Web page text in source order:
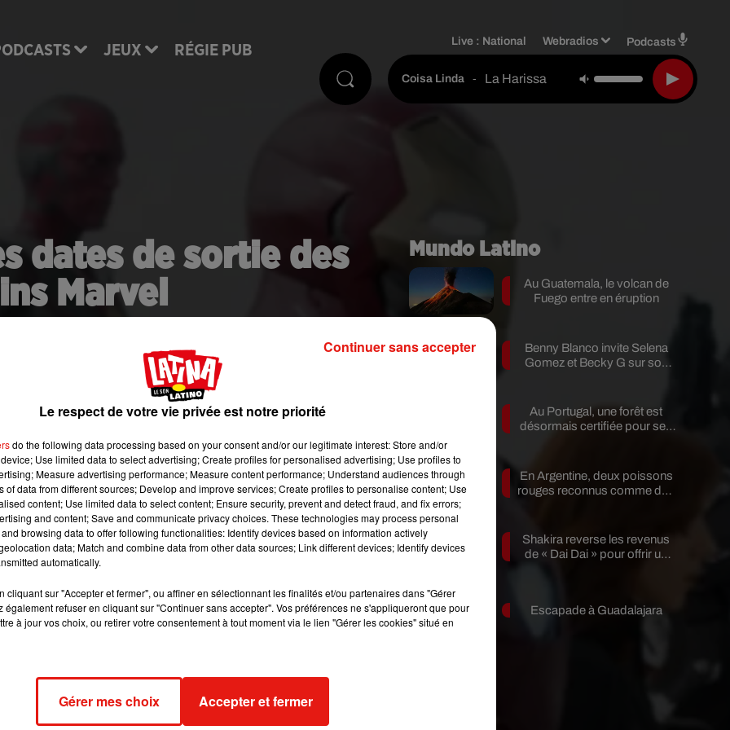
JEUX RÉGIE PUB
Live : National Webradios Podcasts
Coisa Linda - La Harissa
dates de sortie des
Marvel
sortie de ses projets Marvel, pour le plus grand
tôt cette année, on n’aura pas attendu bien longtemps avant
Universe ». Comptabilisant d’ores et déjà 23 films au
à vitesse grand V les prochaines années à venir.
bien chargé
héros pourront découvrir le film Black Widow dès le 1er mai
marquée par les sorties respectives de Shang Chi and the
Multiverse of Madness le 7 mai, Spider-Man 3 durant l’été (16
obscures dès le 5 novembre. On aurait pu s’arrêter là mais
4 longs-métrages sont déjà planifiés : Black Panther 2 pour le
programmés pour les 18 février, 29 juillet et 7 octobre. On
moins de 4 films Marvel verront le jour, respectivement les 17
suppositions vont bon train, on imagine qu’il y aura dans le lot
encore Guardians of the Galaxy 3 !
Mundo Latino
Au Guatemala, le volcan de
Fuego entre en éruption
Benny Blanco invite Selena
Gomez et Becky G sur son
Au Portugal, une forêt est
désormais certifiée pour ses
En Argentine, deux poissons
rouges reconnus comme des
Shakira reverse les revenus
de « Dai Dai » pour offrir un
Escapade à Guadalajara
Le respect de votre vie privée est notre priorité
do the following data processing based on your consent and/or our legitimate interest: Store and/or
Use limited data to select advertising; Create profiles for personalised advertising; Use profiles to
Measure advertising performance; Measure content performance; Understand audiences through
of data from different sources; Develop and improve services; Create profiles to personalise content; Use
content; Use limited data to select content; Ensure security, prevent and detect fraud, and fix errors;
and content; Save and communicate privacy choices. These technologies may process personal
browsing data to offer following functionalities: Identify devices based on information actively
data; Match and combine data from other data sources; Link different devices; Identify devices
automatically.
cliquant sur "Accepter et fermer", ou affiner en sélectionnant les finalités et/ou partenaires dans "Gérer
également refuser en cliquant sur "Continuer sans accepter". Vos préférences ne s'appliqueront que pour
à jour vos choix, ou retirer votre consentement à tout moment via le lien "Gérer les cookies" situé en
Gérer mes choix Accepter et fermer
Continuer sans accepter